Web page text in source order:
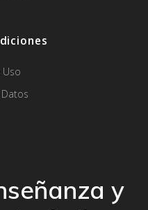
y